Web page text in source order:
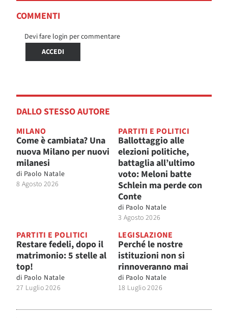
COMMENTI
Devi fare login per commentare
ACCEDI
DALLO STESSO AUTORE
MILANO
Come è cambiata? Una
nuova Milano per nuovi
milanesi
di Paolo Natale
8 Agosto 2026
PARTITI E POLITICI
Ballottaggio alle
elezioni politiche,
battaglia all’ultimo
voto: Meloni batte
Schlein ma perde con
Conte
di Paolo Natale
3 Agosto 2026
PARTITI E POLITICI
Restare fedeli, dopo il
matrimonio: 5 stelle al
top!
di Paolo Natale
27 Luglio 2026
LEGISLAZIONE
Perché le nostre
istituzioni non si
rinnoveranno mai
di Paolo Natale
18 Luglio 2026